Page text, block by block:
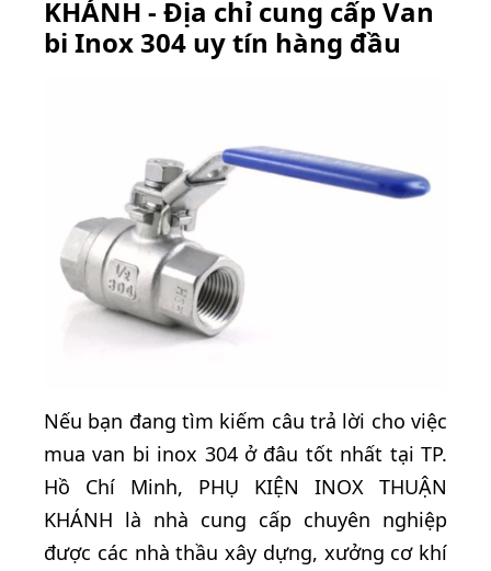
KHÁNH - Địa chỉ cung cấp Van
bi Inox 304 uy tín hàng đầu
Nếu bạn đang tìm kiếm câu trả lời cho việc
mua van bi inox 304 ở đâu tốt nhất tại TP.
Hồ Chí Minh, PHỤ KIỆN INOX THUẬN
KHÁNH là nhà cung cấp chuyên nghiệp
được các nhà thầu xây dựng, xưởng cơ khí